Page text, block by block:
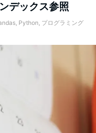
デックス参照
, Python, プログラミング